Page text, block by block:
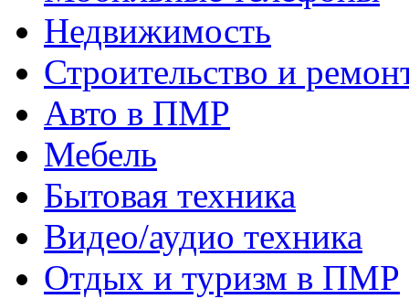
Недвижимость
Строительство и
Авто в ПМР
Мебель
Бытовая техника
Видео/аудио техника
Отдых и туризм в ПМР